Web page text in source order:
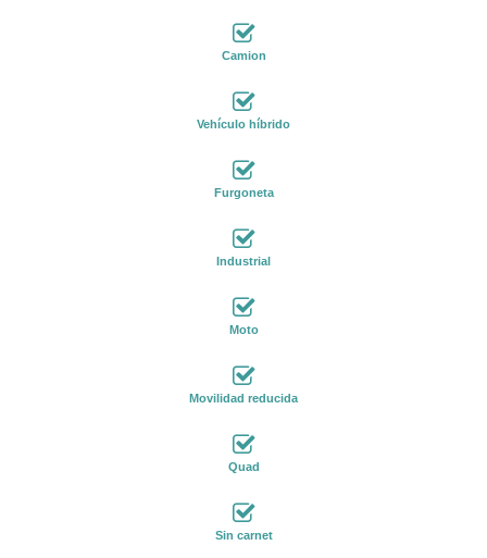
Camion
Vehículo híbrido
Furgoneta
Industrial
Moto
Movilidad reducida
Quad
Sin carnet